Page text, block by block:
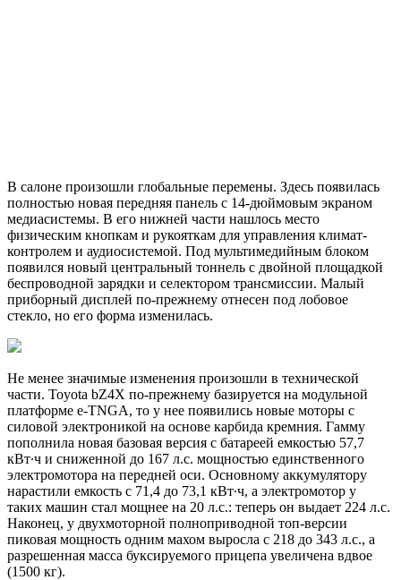
В салоне произошли глобальные перемены. Здесь появилась
полностью новая передняя панель с 14-дюймовым экраном
медиасистемы. В его нижней части нашлось место
физическим кнопкам и рукояткам для управления климат-
контролем и аудиосистемой. Под мультимедийным блоком
появился новый центральный тоннель с двойной площадкой
беспроводной зарядки и селектором трансмиссии. Малый
приборный дисплей по-прежнему отнесен под лобовое
стекло, но его форма изменилась.
Не менее значимые изменения произошли в технической
части. Toyota bZ4X по-прежнему базируется на модульной
платформе e-TNGA, то у нее появились новые моторы с
силовой электроникой на основе карбида кремния. Гамму
пополнила новая базовая версия с батареей емкостью 57,7
кВт∙ч и сниженной до 167 л.с. мощностью единственного
электромотора на передней оси. Основному аккумулятору
нарастили емкость с 71,4 до 73,1 кВт∙ч, а электромотор у
таких машин стал мощнее на 20 л.с.: теперь он выдает 224 л.с.
Наконец, у двухмоторной полноприводной топ-версии
пиковая мощность одним махом выросла с 218 до 343 л.с., а
разрешенная масса буксируемого прицепа увеличена вдвое
(1500 кг).